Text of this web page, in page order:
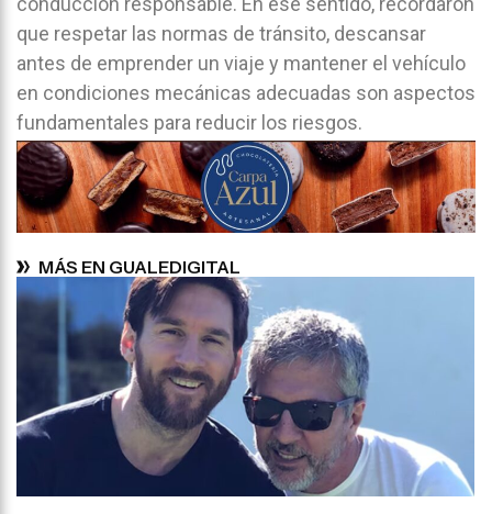
que respetar las normas de tránsito, descansar
antes de emprender un viaje y mantener el vehículo
en condiciones mecánicas adecuadas son aspectos
fundamentales para reducir los riesgos.
MÁS EN GUALEDIGITAL